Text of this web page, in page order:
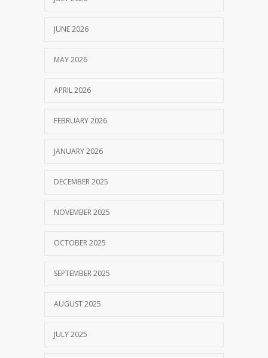
JUNE 2026
MAY 2026
APRIL 2026
FEBRUARY 2026
JANUARY 2026
DECEMBER 2025
NOVEMBER 2025
OCTOBER 2025
SEPTEMBER 2025
AUGUST 2025
JULY 2025